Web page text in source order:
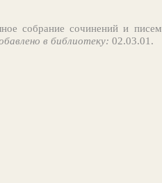
собрание сочинений и
в библиотеку: 02.03.01.